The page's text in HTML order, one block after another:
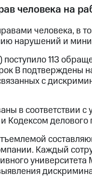
человека на
человека, в
нарушений и
113
В подтверждены
с
в соответствии
Кодексом делового
Каждый
университета